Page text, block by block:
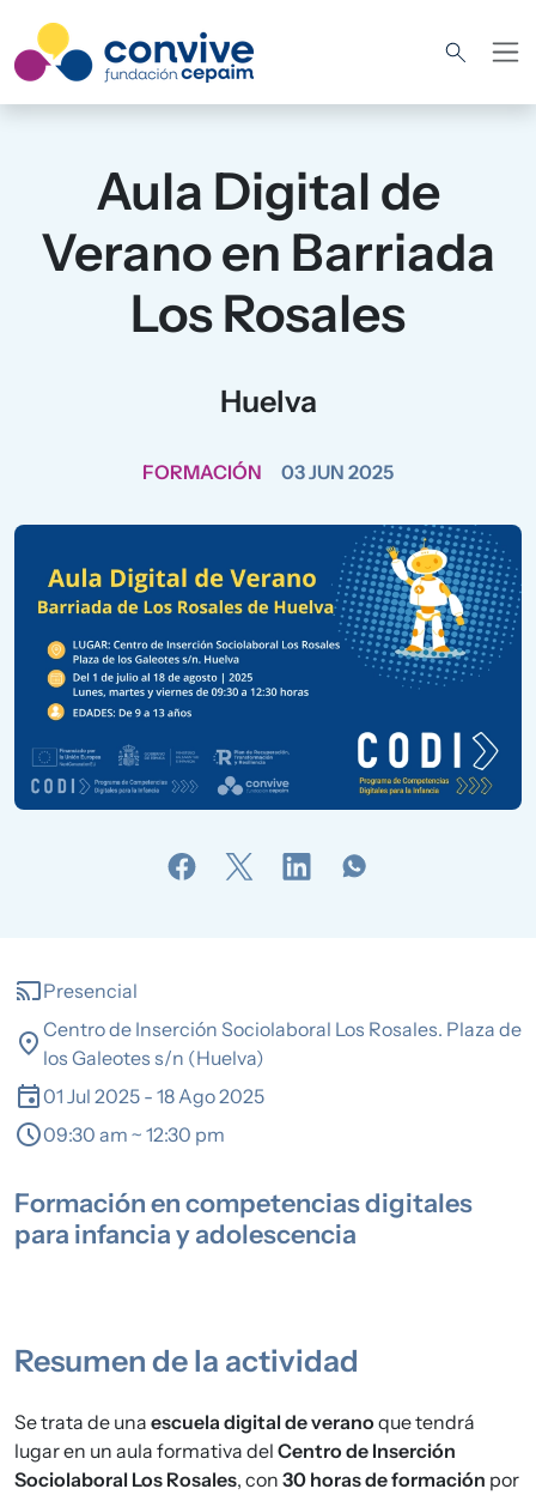
Aula Digital de
Verano en Barriada
Los Rosales
Huelva
FORMACIÓN 03 JUN 2025
castPresencial
location_on Centro de Inserción Sociolaboral Los Rosales. Plaza de
los Galeotes s/n (Huelva)
event01 Jul 2025 - 18 Ago 2025
schedule09:30 am ~ 12:30 pm
Formación en competencias digitales
para infancia y adolescencia
Resumen de la actividad
Se trata de una escuela digital de verano que tendrá
lugar en un aula formativa del Centro de Inserción
Sociolaboral Los Rosales, con 30 horas de formación por